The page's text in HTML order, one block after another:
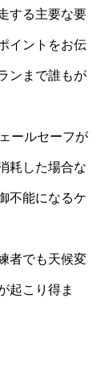
する主要な要
イントをお伝
ンまで誰もが
ールセーフが
耗した場合な
不能になるケ
者でも天候変
起こり得ま